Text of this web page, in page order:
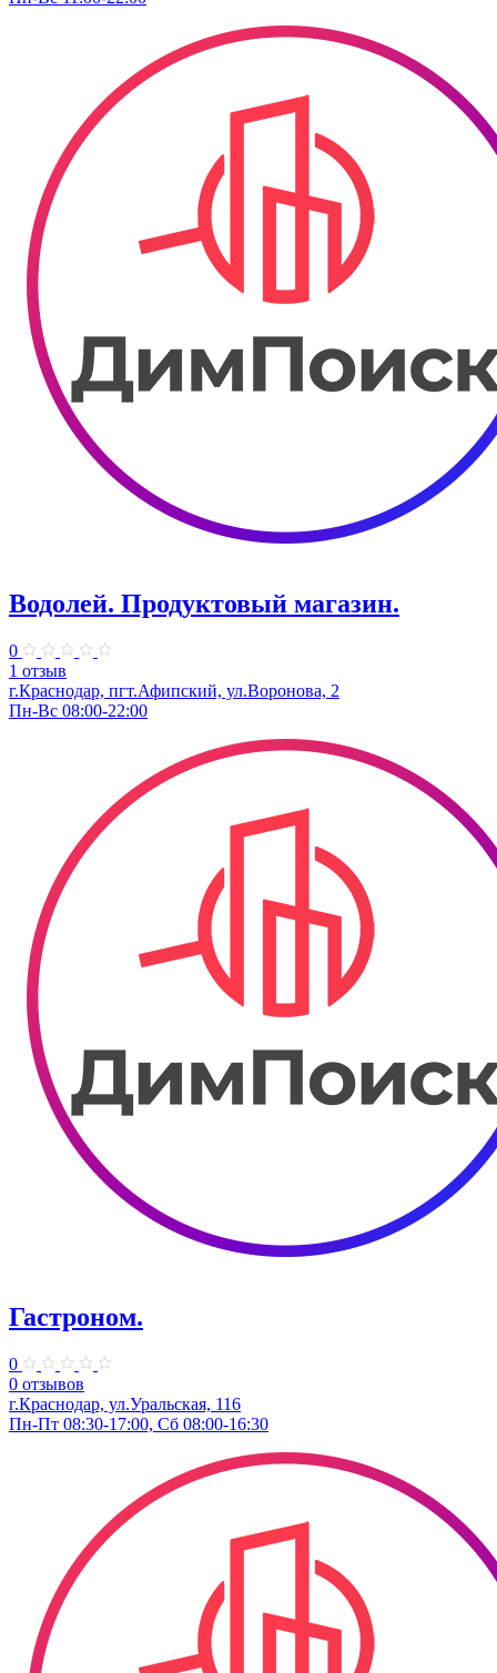
Водолей. Продуктовый магазин.
0
1 отзыв
г.Краснодар, пгт.Афипский, ул.Воронова, 2
Пн-Вс 08:00-22:00
Гастроном.
0
0 отзывов
г.Краснодар, ул.Уральская, 116
Пн-Пт 08:30-17:00, Сб 08:00-16:30